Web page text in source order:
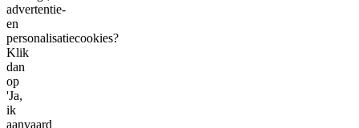
advertentie-
en
personalisatiecookies?
Klik
dan
op
'Ja,
ik
aanvaard